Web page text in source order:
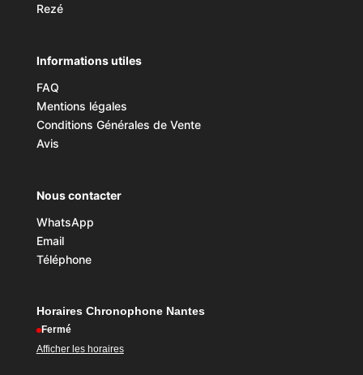
Rezé
Informations utiles
FAQ
Mentions légales
Conditions Générales de Vente
Avis
Nous contacter
WhatsApp
Email
Téléphone
Horaires Chronophone Nantes
Fermé
Afficher les horaires